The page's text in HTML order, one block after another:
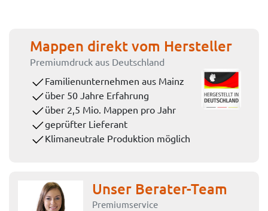
Mappen direkt vom Hersteller
Premiumdruck aus Deutschland
Familienunternehmen aus Mainz
über 50 Jahre Erfahrung
über 2,5 Mio. Mappen pro Jahr
geprüfter Lieferant
Klimaneutrale Produktion möglich
Unser Berater-Team
Premiumservice